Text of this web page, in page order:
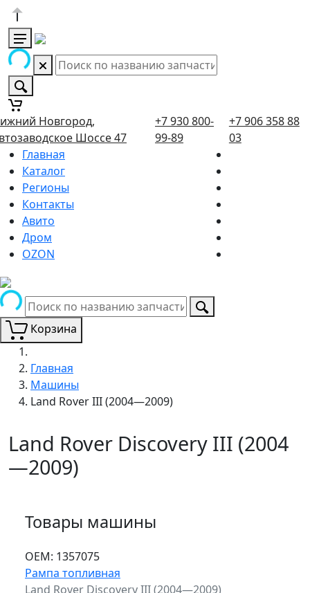
Новгород,
Шоссе 47
+7 930 800-
99-89
+7 906 358 88
03
Главная
Каталог
Регионы
Контакты
Авито
Дром
OZON
Корзина
Главная
Машины
Land Rover III (2004—2009)
Land Rover Discovery III (2004
—2009)
Товары машины
ОЕМ: 1357075
Рампа топливная
Land Rover Discovery III (2004—2009)